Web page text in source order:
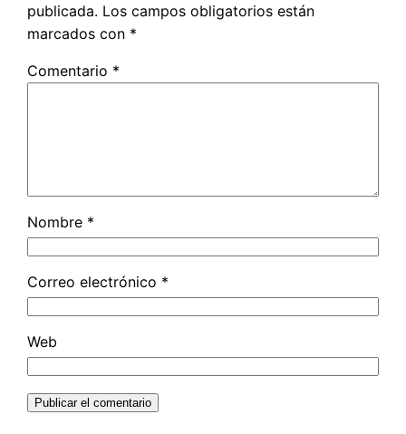
publicada. Los campos obligatorios están
marcados con *
Comentario *
Nombre *
Correo electrónico *
Web